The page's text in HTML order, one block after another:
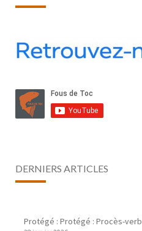
DERNIERS ARTICLES
Protégé : Protégé : Procès-